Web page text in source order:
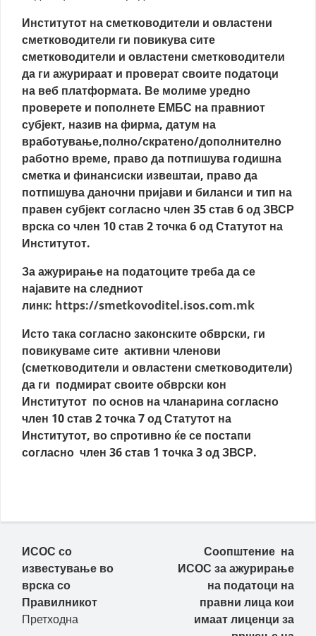
Институтот на сметководители и овластени
сметководители ги повикува сите
сметководители и овластени сметководители
да ги ажурираат и проверат своите податоци
на веб платформата. Ве молиме уредно
проверете и пополнете ЕМБС на правниот
субјект, назив на фирма, датум на
вработување,полно/скратено/дополнително
работно време, право да потпишува годишна
сметка и финансиски извештаи, право да
потпишува даночни пријави и биланси и тип на
правен субјект согласно член 35 став 6 од ЗВСР
врска со член 10 став 2 точка 6 од Статутот на
Институтот.
За ажурирање на податоците треба да се
најавите на следниот
линк: https://smetkovoditel.isos.com.mk
Исто така согласно законските обврски, ги
повикуваме сите активни членови
(сметководители и овластени сметководители)
да ги подмират своите обврски кон
Институтот по основ на чланарина согласно
член 10 став 2 точка 7 од Статутот на
Институтот, во спротивно ќе се постапи
согласно член 36 став 1 точка 3 од ЗВСР.
Пост навигација
ИСОС со
известување во
врска со
Правилникот
Претходна
Соопштение на
ИСОС за ажурирање
на податоци на
правни лица кои
имаат лиценци за